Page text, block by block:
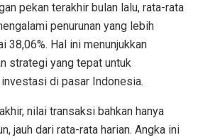
pekan terakhir bulan lalu, rata-rata
penurunan yang lebih
38,06%. Hal ini menunjukkan
strategi yang tepat untuk
di pasar Indonesia.
nilai transaksi bahkan hanya
jauh dari rata-rata harian. Angka ini